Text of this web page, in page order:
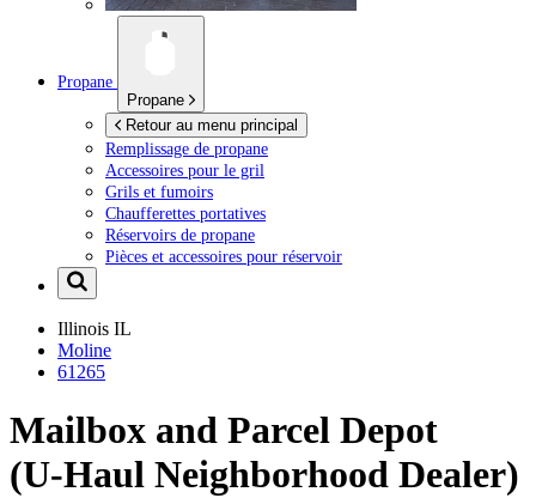
Propane
Propane
Retour au menu principal
Remplissage de propane
Accessoires pour le gril
Grils et fumoirs
Chaufferettes portatives
Réservoirs de propane
Pièces et accessoires pour réservoir
Illinois IL
Moline
61265
Mailbox and Parcel Depot
(U-Haul Neighborhood Dealer)